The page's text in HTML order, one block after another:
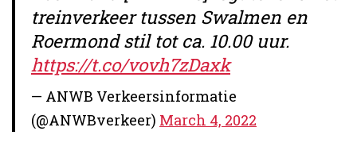
treinverkeer tussen Swalmen en
Roermond stil tot ca. 10.00 uur.
https://t.co/vovh7zDaxk
— ANWB Verkeersinformatie
(@ANWBverkeer) March 4, 2022